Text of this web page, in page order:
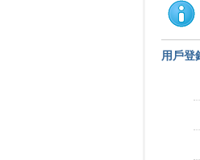
用戶登